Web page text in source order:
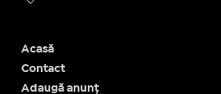
Acasă
Contact
Adaugă anunț